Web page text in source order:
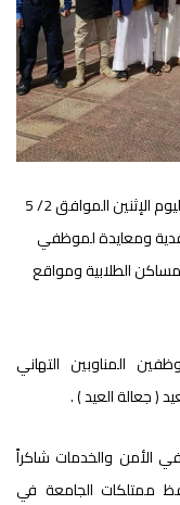
قام رئيس الجامعة أ.د عادل أحمد المتوكل صباح اليوم الإثنين الموافق 2/ 5
تفقدية ومعايدة لموظفي
الطلابية ومواقع
المناوبين التهاني
( جعالة العيد ) .
الأمن والخدمات شاكراً
ممتلكات الجامعة في